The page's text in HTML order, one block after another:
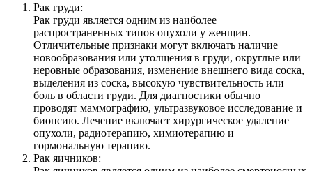
Рак груди:
Рак груди является одним из наиболее
распространенных типов опухоли у женщин.
Отличительные признаки могут включать наличие
новообразования или утолщения в груди, округлые или
неровные образования, изменение внешнего вида соска,
выделения из соска, высокую чувствительность или
боль в области груди. Для диагностики обычно
проводят маммографию, ультразвуковое исследование и
биопсию. Лечение включает хирургическое удаление
опухоли, радиотерапию, химиотерапию и
гормональную терапию.
Рак яичников: